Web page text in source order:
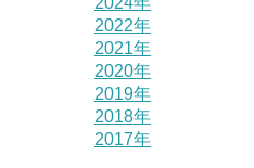
2022年
2021年
2020年
2019年
2018年
2017年